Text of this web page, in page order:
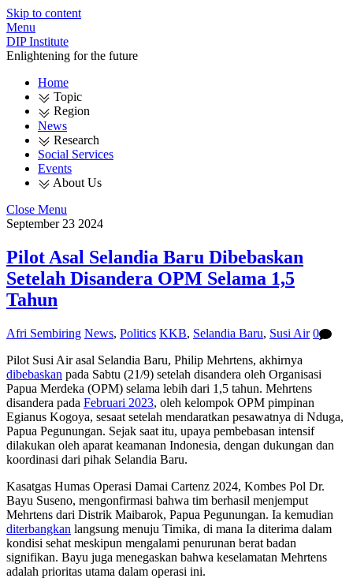
Skip to content
Menu
DIP Institute
Enlightening for the future
Home
Topic
Region
News
Research
Social Services
Events
About Us
Close Menu
September 23 2024
Pilot Asal Selandia Baru Dibebaskan
Setelah Disandera OPM Selama 1,5
Tahun
Afri Sembiring News, Politics KKB, Selandia Baru, Susi Air 0
Pilot Susi Air asal Selandia Baru, Philip Mehrtens, akhirnya
dibebaskan pada Sabtu (21/9) setelah disandera oleh Organisasi
Papua Merdeka (OPM) selama lebih dari 1,5 tahun. Mehrtens
disandera pada Februari 2023, oleh kelompok OPM pimpinan
Egianus Kogoya, sesaat setelah mendaratkan pesawatnya di Nduga,
Papua Pegunungan. Sejak saat itu, upaya pembebasan intensif
dilakukan oleh aparat keamanan Indonesia, dengan dukungan dan
koordinasi dari pihak Selandia Baru.
Kasatgas Humas Operasi Damai Cartenz 2024, Kombes Pol Dr.
Bayu Suseno, mengonfirmasi bahwa tim berhasil menjemput
Mehrtens dari Distrik Maibarok, Papua Pegunungan. Ia kemudian
diterbangkan langsung menuju Timika, di mana Ia diterima dalam
kondisi sehat meskipun mengalami penurunan berat badan
signifikan. Bayu juga menegaskan bahwa keselamatan Mehrtens
adalah prioritas utama dalam operasi ini.